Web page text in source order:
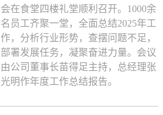
会在食堂四楼礼堂顺利召开。1000余
名员工齐聚一堂，全面总结2025年工
作，分析行业形势，查摆问题不足，
部署发展任务，凝聚奋进力量。会议
由公司董事长苗得足主持，总经理张
光明作年度工作总结报告。